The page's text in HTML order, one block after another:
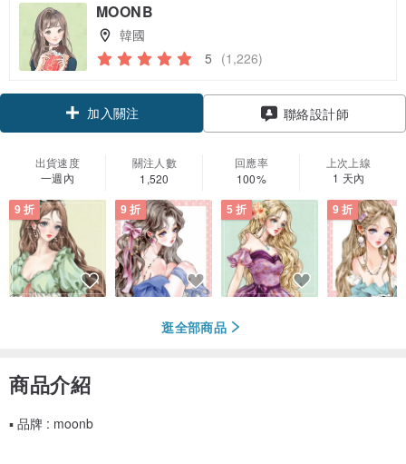
MOONB
韓國
5 (1,226)
加入關注 聯絡設計師
出貨速度
一週內
關注人數
1,520
回應率
100%
上次上線
1 天內
9 折 9 折 5 折 9 折
逛全部商品
商品介紹
▪ 品牌 : moonb